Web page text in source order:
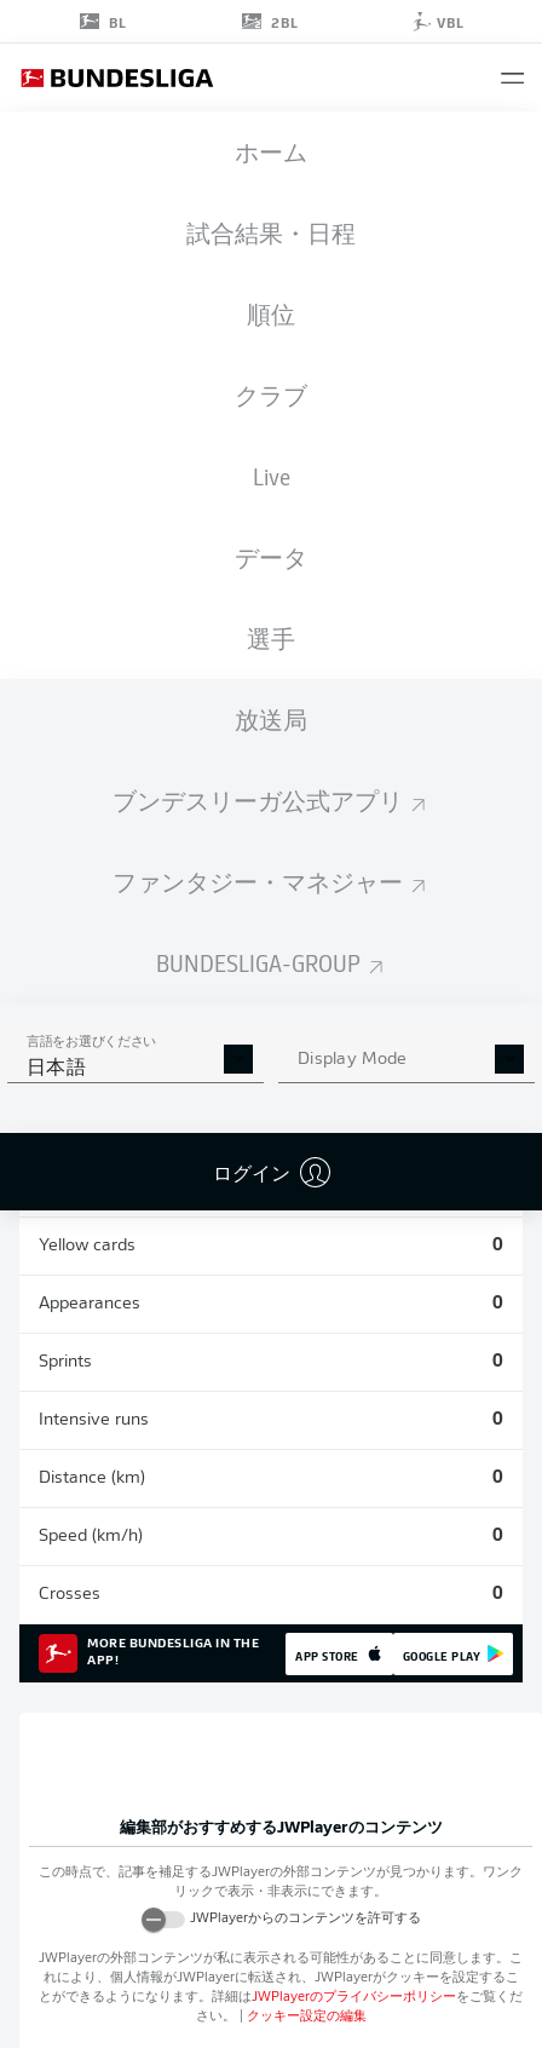
BL 2BL VBL
ホーム
試合結果・日程
順位
クラブ
Live
データ
選手
放送局
ブンデスリーガ公式アプリ
ファンタジー・マネジャー
BUNDESLIGA-GROUP
言語をお選びください
日本語 Display Mode
ログイン
27.07.2009
2026/2027
統計 シーズン 2026/2027
AERIAL DUELS
WON
Yellow cards 0
Appearances 0
Sprints 0
Intensive runs 0
Distance (km) 0
Speed (km/h) 0
Crosses 0
MORE BUNDESLIGA IN THE
APP!
APP STORE GOOGLE PLAY
編集部がおすすめするJWPlayerのコンテンツ
この時点で、記事を補足するJWPlayerの外部コンテンツが見つかります。ワンク
リックで表示・非表示にできます。
JWPlayerからのコンテンツを許可する
JWPlayerの外部コンテンツが私に表示される可能性があることに同意します。こ
れにより、個人情報がJWPlayerに転送され、 JWPlayerがクッキーを設定するこ
とができるようになります。詳細はJWPlayerのプライバシーポリシーをご覧くだ
さい。
クッキー設定の編集